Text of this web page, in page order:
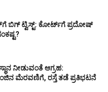
ಬಿಗ್ ಟ್ವಿಸ್ಟ್: ಕೋರ್ಟ್‌ಗೆ ಪ್ರದೋಷ್
ನೀಡುವಂತೆ ಆಗ್ರಹ:
ಮೆರವಣಿಗೆ, ರಸ್ತೆ ತಡೆ ಪ್ರತಿಭಟನೆ